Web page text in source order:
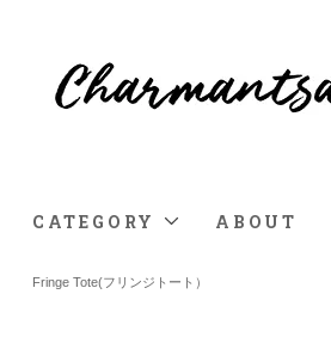
CATEGORY ABOUT
Fringe Tote(フリンジトート）